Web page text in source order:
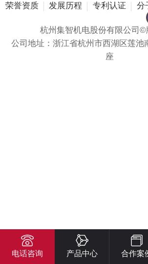
荣誉资质 发展历程 专利认证 分
杭州集智机电股份有限公司©
公司地址：浙江省杭州市西湖区莲池
座
电话咨询 产品中心 合作案